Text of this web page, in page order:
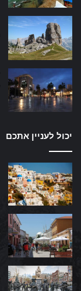
יכול לעניין אתכם